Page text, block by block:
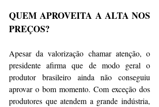
QUEM APROVEITA A ALTA NOS
PREÇOS?
Apesar da valorização chamar atenção, o
presidente afirma que de modo geral o
produtor brasileiro ainda não conseguiu
aprovar o bom momento. Com exceção dos
produtores que atendem a grande indústria,